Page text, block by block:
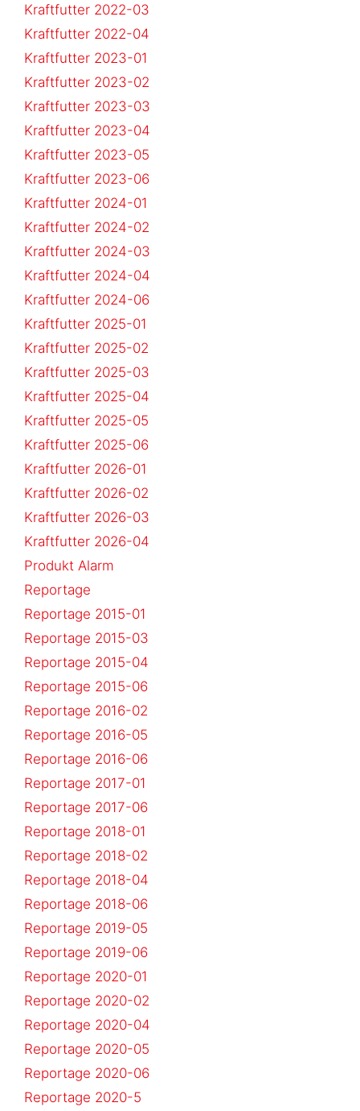
Kraftfutter 2022-03
Kraftfutter 2022-04
Kraftfutter 2023-01
Kraftfutter 2023-02
Kraftfutter 2023-03
Kraftfutter 2023-04
Kraftfutter 2023-05
Kraftfutter 2023-06
Kraftfutter 2024-01
Kraftfutter 2024-02
Kraftfutter 2024-03
Kraftfutter 2024-04
Kraftfutter 2024-06
Kraftfutter 2025-01
Kraftfutter 2025-02
Kraftfutter 2025-03
Kraftfutter 2025-04
Kraftfutter 2025-05
Kraftfutter 2025-06
Kraftfutter 2026-01
Kraftfutter 2026-02
Kraftfutter 2026-03
Kraftfutter 2026-04
Produkt Alarm
Reportage
Reportage 2015-01
Reportage 2015-03
Reportage 2015-04
Reportage 2015-06
Reportage 2016-02
Reportage 2016-05
Reportage 2016-06
Reportage 2017-01
Reportage 2017-06
Reportage 2018-01
Reportage 2018-02
Reportage 2018-04
Reportage 2018-06
Reportage 2019-05
Reportage 2019-06
Reportage 2020-01
Reportage 2020-02
Reportage 2020-04
Reportage 2020-05
Reportage 2020-06
Reportage 2020-5